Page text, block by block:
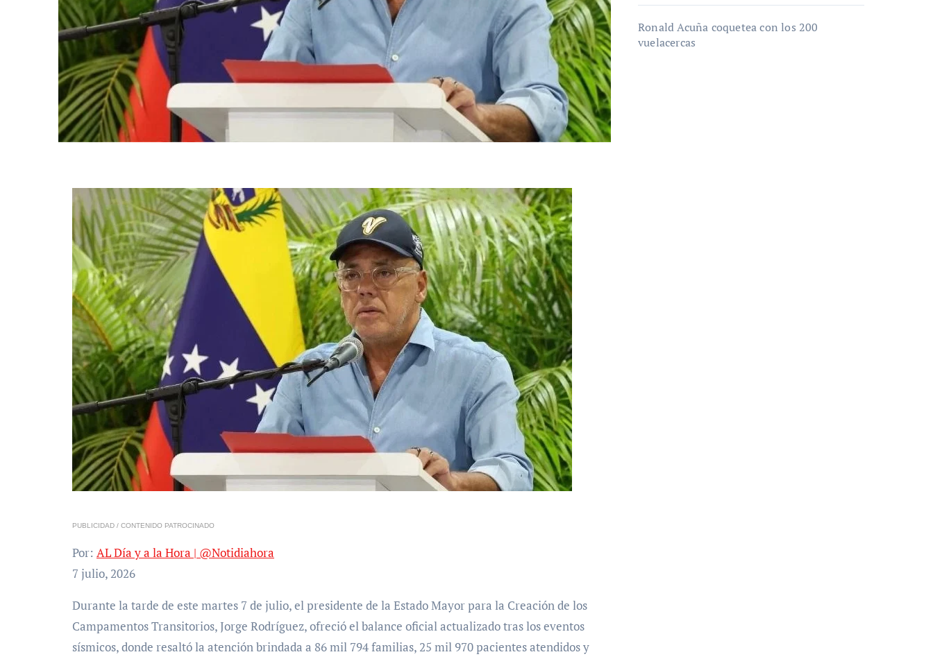
PUBLICIDAD / CONTENIDO PATROCINADO
Por: AL Día y a la Hora | @Notidiahora
7 julio, 2026
Durante la tarde de este martes 7 de julio, el presidente de la Estado Mayor para la Creación de los
Campamentos Transitorios, Jorge Rodríguez, ofreció el balance oficial actualizado tras los eventos
sísmicos, donde resaltó la atención brindada a 86 mil 794 familias, 25 mil 970 pacientes atendidos y
Ronald Acuña coquetea con los 200
vuelacercas